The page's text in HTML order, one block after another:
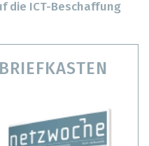
die ICT-Beschaffung